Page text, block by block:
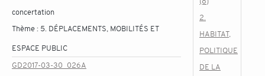
concertation
Thème : 5. DÉPLACEMENTS, MOBILITÉS ET
ESPACE PUBLIC
GD2017-03-30_026A
2.
HABITAT,
POLITIQUE
DE LA